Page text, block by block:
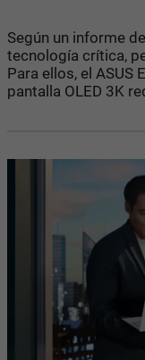
Según un informe de
tecnología crítica,
Para ellos, el ASUS
pantalla OLED 3K